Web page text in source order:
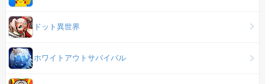
ドット異世界
ホワイトアウトサバイバル